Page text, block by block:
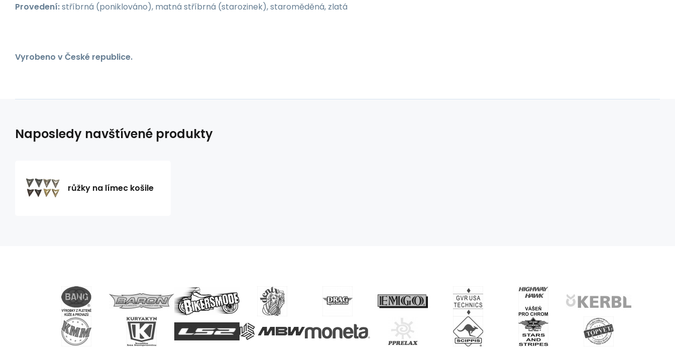
Provedení:stříbrná (poniklováno), matná stříbrná (starozinek), staroměděná, zlatá
Vyrobeno v České republice.
Naposledy navštívené produkty
růžky na límec košile